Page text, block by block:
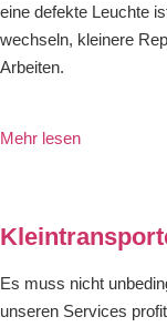
eine defekte Leuchte
wechseln, kleinere
Arbeiten.
Mehr lesen
Es muss nicht
unseren Services